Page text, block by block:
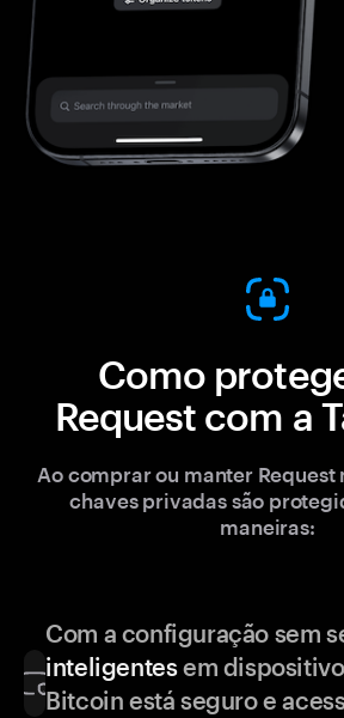
Como
Request com a
Ao comprar ou manter Request
chaves privadas são
maneiras:
Com a configuração sem
inteligentesem
Bitcoin está seguro e